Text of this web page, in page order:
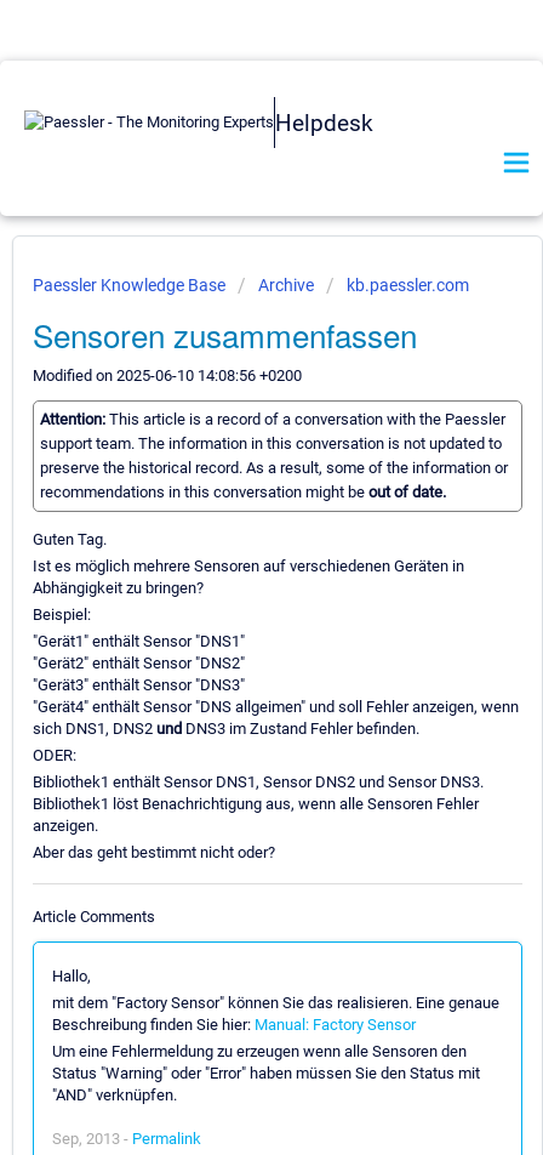
Helpdesk
Paessler Knowledge Base Archive kb.paessler.com
Sensoren zusammenfassen
Modified on 2025-06-10 14:08:56 +0200
Attention: This article is a record of a conversation with the Paessler
support team. The information in this conversation is not updated to
preserve the historical record. As a result, some of the information or
recommendations in this conversation might be out of date.
Guten Tag.
Ist es möglich mehrere Sensoren auf verschiedenen Geräten in
Abhängigkeit zu bringen?
Beispiel:
"Gerät1" enthält Sensor "DNS1"
"Gerät2" enthält Sensor "DNS2"
"Gerät3" enthält Sensor "DNS3"
"Gerät4" enthält Sensor "DNS allgeimen" und soll Fehler anzeigen, wenn
sich DNS1, DNS2 und DNS3 im Zustand Fehler befinden.
ODER:
Bibliothek1 enthält Sensor DNS1, Sensor DNS2 und Sensor DNS3.
Bibliothek1 löst Benachrichtigung aus, wenn alle Sensoren Fehler
anzeigen.
Aber das geht bestimmt nicht oder?
Article Comments
Hallo,
mit dem "Factory Sensor" können Sie das realisieren. Eine genaue
Beschreibung finden Sie hier: Manual: Factory Sensor
Um eine Fehlermeldung zu erzeugen wenn alle Sensoren den
Status "Warning" oder "Error" haben müssen Sie den Status mit
"AND" verknüpfen.
Sep, 2013 - Permalink